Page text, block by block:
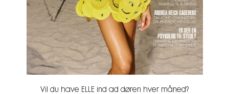
Vil du have ELLE ind ad døren hver måned?